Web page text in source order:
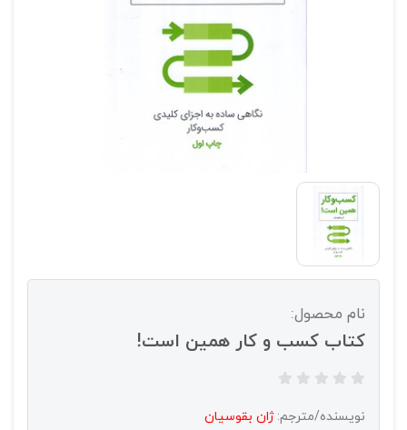
نام محصول:
کتاب کسب و کار همین است!
نویسنده/مترجم:ژان بقوسیان